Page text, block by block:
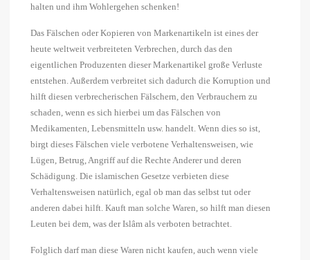
halten und ihm Wohlergehen schenken!
Das Fälschen oder Kopieren von Markenartikeln ist eines der
heute weltweit verbreiteten Verbrechen, durch das den
eigentlichen Produzenten dieser Markenartikel große Verluste
entstehen. Außerdem verbreitet sich dadurch die Korruption und
hilft diesen verbrecherischen Fälschern, den Verbrauchern zu
schaden, wenn es sich hierbei um das Fälschen von
Medikamenten, Lebensmitteln usw. handelt. Wenn dies so ist,
birgt dieses Fälschen viele verbotene Verhaltensweisen, wie
Lügen, Betrug, Angriff auf die Rechte Anderer und deren
Schädigung. Die islamischen Gesetze verbieten diese
Verhaltensweisen natürlich, egal ob man das selbst tut oder
anderen dabei hilft. Kauft man solche Waren, so hilft man diesen
Leuten bei dem, was der Islâm als verboten betrachtet.
Folglich darf man diese Waren nicht kaufen, auch wenn viele